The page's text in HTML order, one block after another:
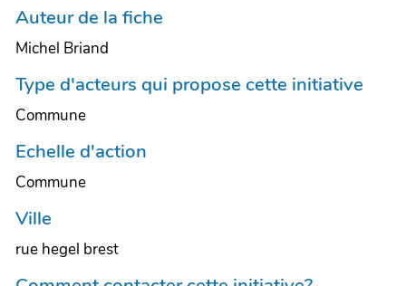
Auteur de la fiche
Michel Briand
Type d'acteurs qui propose cette initiative
Commune
Echelle d'action
Commune
Ville
rue hegel brest